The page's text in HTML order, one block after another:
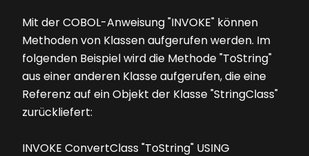
Mit der COBOL-Anweisung "INVOKE" können
Methoden von Klassen aufgerufen werden. Im
folgenden Beispiel wird die Methode "ToString"
aus einer anderen Klasse aufgerufen, die eine
Referenz auf ein Objekt der Klasse "StringClass"
zurückliefert:
INVOKE ConvertClass "ToString" USING